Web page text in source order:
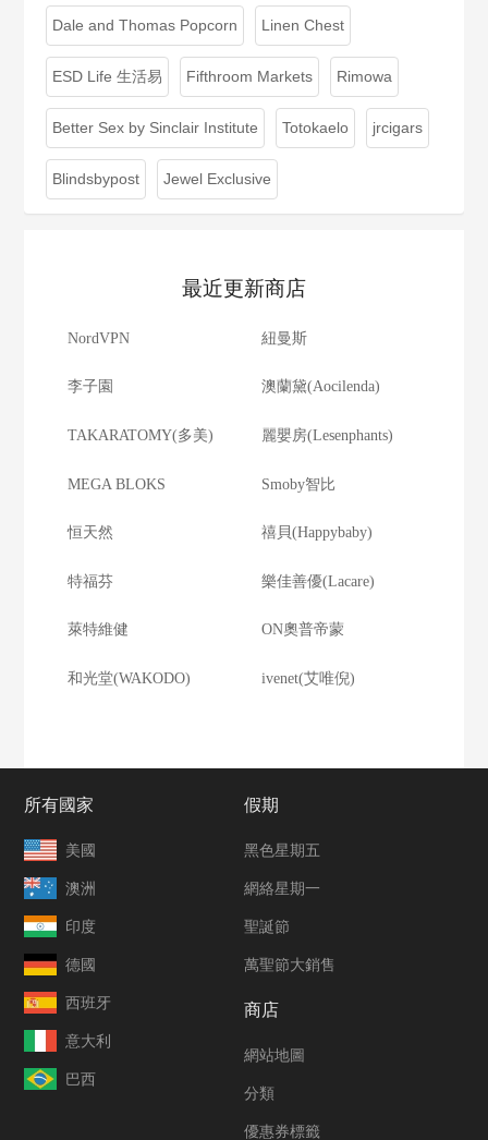
Dale and Thomas Popcorn Linen Chest
ESD Life 生活易 Fifthroom Markets Rimowa
Better Sex by Sinclair Institute Totokaelo jrcigars
Blindsbypost Jewel Exclusive
最近更新商店
NordVPN 紐曼斯
李子園 澳蘭黛(Aocilenda)
TAKARATOMY(多美) 麗嬰房(Lesenphants)
MEGA BLOKS Smoby智比
恒天然 禧貝(Happybaby)
特福芬 樂佳善優(Lacare)
萊特維健 ON奧普帝蒙
和光堂(WAKODO) ivenet(艾唯倪)
所有國家
美國
澳洲
印度
德國
西班牙
意大利
巴西
假期
黑色星期五
網絡星期一
聖誕節
萬聖節大銷售
商店
網站地圖
分類
優惠券標籤